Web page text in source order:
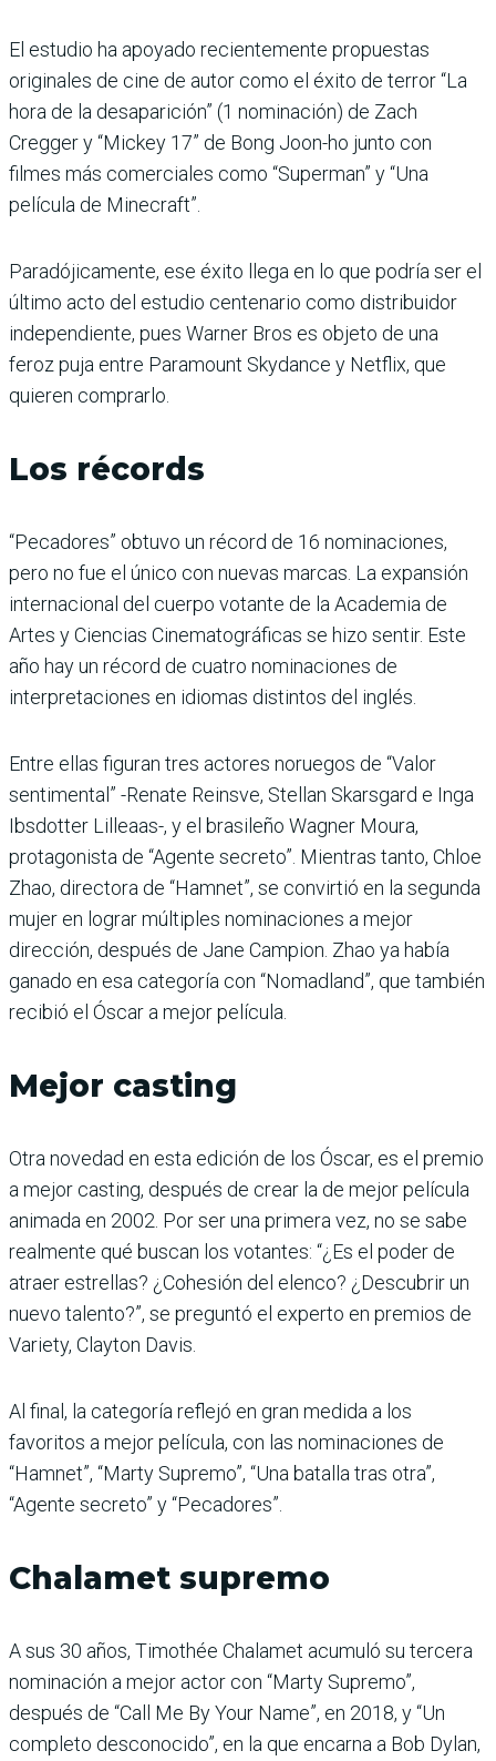
El estudio ha apoyado recientemente propuestas
originales de cine de autor como el éxito de terror “La
hora de la desaparición” (1 nominación) de Zach
Cregger y “Mickey 17” de Bong Joon-ho junto con
filmes más comerciales como “Superman” y “Una
película de Minecraft”.
Paradójicamente, ese éxito llega en lo que podría ser el
último acto del estudio centenario como distribuidor
independiente, pues Warner Bros es objeto de una
feroz puja entre Paramount Skydance y Netflix, que
quieren comprarlo.
Los récords
“Pecadores” obtuvo un récord de 16 nominaciones,
pero no fue el único con nuevas marcas. La expansión
internacional del cuerpo votante de la Academia de
Artes y Ciencias Cinematográficas se hizo sentir. Este
año hay un récord de cuatro nominaciones de
interpretaciones en idiomas distintos del inglés.
Entre ellas figuran tres actores noruegos de “Valor
sentimental” -Renate Reinsve, Stellan Skarsgard e Inga
Ibsdotter Lilleaas-, y el brasileño Wagner Moura,
protagonista de “Agente secreto”. Mientras tanto, Chloe
Zhao, directora de “Hamnet”, se convirtió en la segunda
mujer en lograr múltiples nominaciones a mejor
dirección, después de Jane Campion. Zhao ya había
ganado en esa categoría con “Nomadland”, que también
recibió el Óscar a mejor película.
Mejor casting
Otra novedad en esta edición de los Óscar, es el premio
a mejor casting, después de crear la de mejor película
animada en 2002. Por ser una primera vez, no se sabe
realmente qué buscan los votantes: “¿Es el poder de
atraer estrellas? ¿Cohesión del elenco? ¿Descubrir un
nuevo talento?”, se preguntó el experto en premios de
Variety, Clayton Davis.
Al final, la categoría reflejó en gran medida a los
favoritos a mejor película, con las nominaciones de
“Hamnet”, “Marty Supremo”, “Una batalla tras otra”,
“Agente secreto” y “Pecadores”.
Chalamet supremo
A sus 30 años, Timothée Chalamet acumuló su tercera
nominación a mejor actor con “Marty Supremo”,
después de “Call Me By Your Name”, en 2018, y “Un
completo desconocido”, en la que encarna a Bob Dylan,